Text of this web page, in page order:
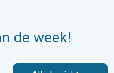
de week!